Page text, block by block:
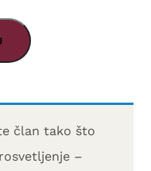
član tako što
–